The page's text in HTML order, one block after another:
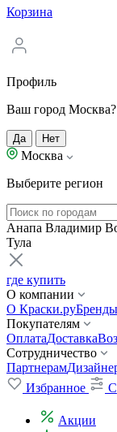
Корзина
Профиль
Ваш город Москва?
Да Нет
Москва
Выберите регион
Анапа Владимир
Тула
где купить
О компании
О Краски.руБренды
Покупателям
ОплатаДоставка
Сотрудничество
Партнерам
Избранное
Акции